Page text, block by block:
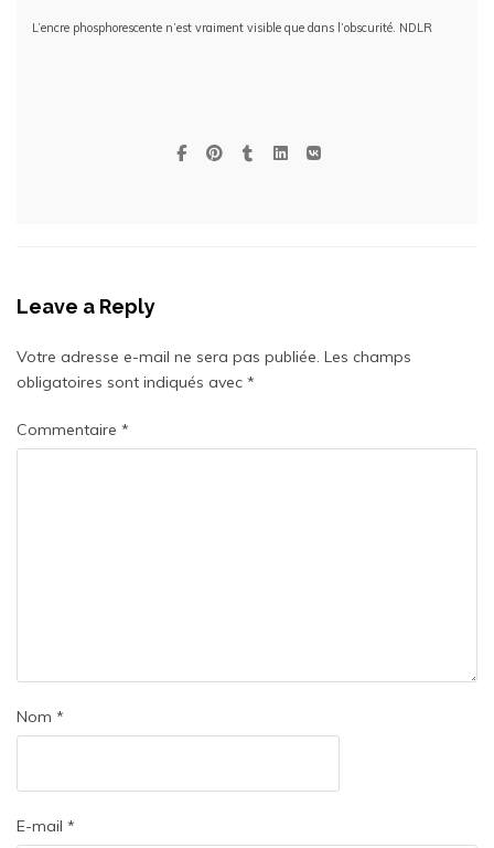
L’encre phosphorescente n’est vraiment visible que dans l’obscurité. NDLR
Leave a Reply
Votre adresse e-mail ne sera pas publiée. Les champs
obligatoires sont indiqués avec *
Commentaire *
Nom *
E-mail *